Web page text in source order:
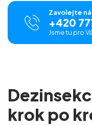
Zavolejte
+420
Jsme tu pro
krok po